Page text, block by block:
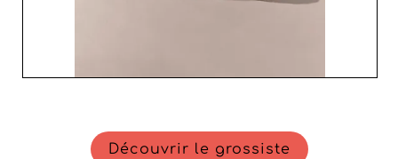
Découvrir le grossiste